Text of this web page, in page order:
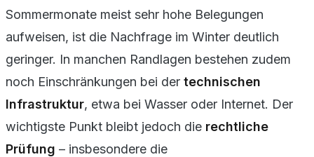
Sommermonate meist sehr hohe Belegungen
aufweisen, ist die Nachfrage im Winter deutlich
geringer. In manchen Randlagen bestehen zudem
noch Einschränkungen bei der technischen
Infrastruktur, etwa bei Wasser oder Internet. Der
wichtigste Punkt bleibt jedoch die rechtliche
Prüfung – insbesondere die